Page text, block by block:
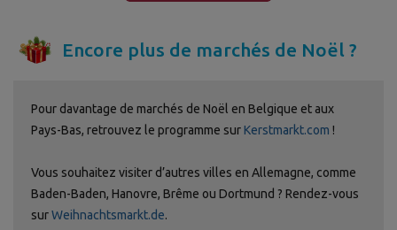
Encore plus de marchés de Noël ?
Pour davantage de marchés de Noël en Belgique et aux
Pays-Bas, retrouvez le programme surKerstmarkt.com !
Vous souhaitez visiter d’autres villes en Allemagne, comme
Baden-Baden, Hanovre, Brême ou Dortmund ? Rendez-vous
surWeihnachtsmarkt.de.